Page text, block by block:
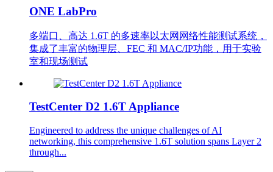
ONE LabPro
多端口、高达 1.6T 的多速率以太网网络性能测试系统，
集成了丰富的物理层、FEC 和 MAC/IP功能，用于实验
室和现场测试
TestCenter D2 1.6T Appliance
Engineered to address the unique challenges of AI
networking, this comprehensive 1.6T solution spans Layer 2
through...